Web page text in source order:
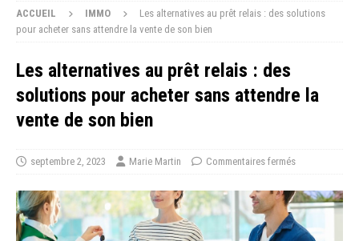
ACCUEIL IMMO
Les alternatives au prêt relais : des solutions
pour acheter sans attendre la vente de son bien
Les alternatives au prêt relais : des
solutions pour acheter sans attendre la
vente de son bien
septembre 2, 2023 Marie Martin Commentaires fermés